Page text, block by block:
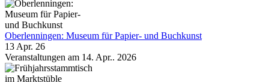
Oberlenningen: Museum für Papier- und Buch­kunst
13 Apr. 26
Veranstaltungen am 14. Apr.. 2026